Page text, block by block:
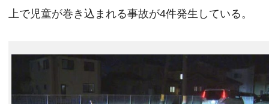
上で児童が巻き込まれる事故が4件発生している。